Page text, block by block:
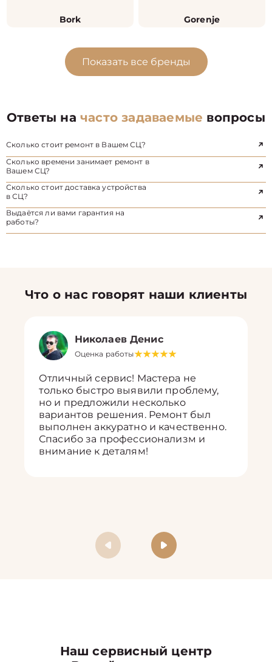
Bork Gorenje
Показать все бренды
Ответы начасто задаваемые вопросы
Сколько стоит ремонт в Вашем СЦ?
Сколько времени занимает ремонт в
Вашем СЦ?
Сколько стоит доставка устройства
в СЦ?
Выдаётся ли вами гарантия на
работы?
Что о нас говорят наши клиенты
Николаев Денис
Оценка работы
Отличный сервис! Мастера не
только быстро выявили проблему,
но и предложили несколько
вариантов решения. Ремонт был
выполнен аккуратно и качественно.
Спасибо за профессионализм и
внимание к деталям!
Наш сервисный центр